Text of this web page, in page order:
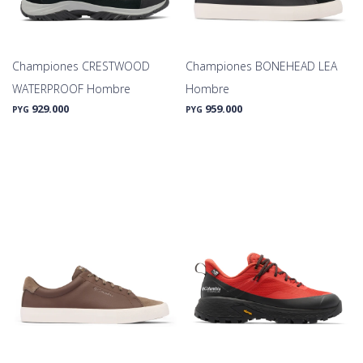
Championes CRESTWOOD
WATERPROOF Hombre
PYG 929.000
Championes BONEHEAD LEA
Hombre
PYG 959.000